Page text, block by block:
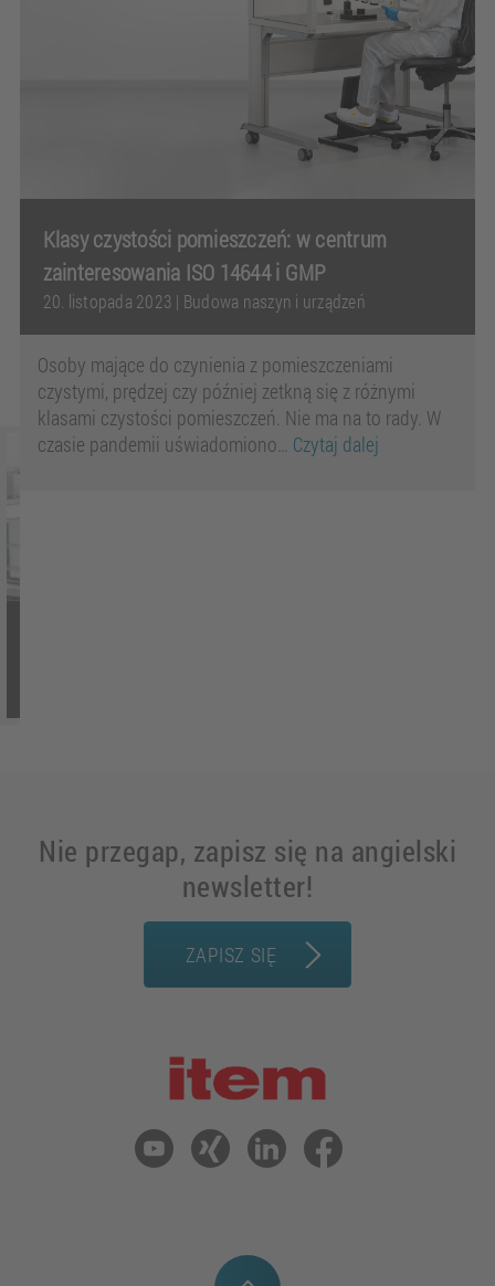
Klasy czystości pomieszczeń: w centrum
zainteresowania ISO 14644 i GMP
20. listopada 2023 | Budowa naszyn i urządzeń
Osoby mające do czynienia z pomieszczeniami
czystymi, prędzej czy później zetkną się z różnymi
klasami czystości pomieszczeń. Nie ma na to rady. W
czasie pandemii uświadomiono… Czytaj dalej
Nie przegap, zapisz się na angielski
newsletter!
ZAPISZ SIĘ